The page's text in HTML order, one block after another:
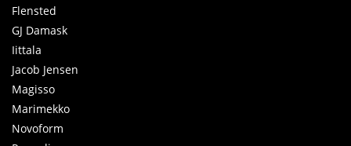
Flensted
GJ Damask
Iittala
Jacob Jensen
Magisso
Marimekko
Novoform